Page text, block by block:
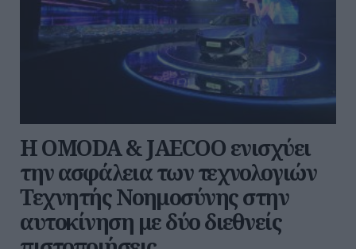
Η OMODA & JAECOO ενισχύει
την ασφάλεια των τεχνολογιών
Τεχνητής Νοημοσύνης στην
αυτοκίνηση με δύο διεθνείς